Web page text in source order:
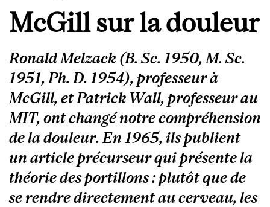
McGill sur la douleur
Ronald Melzack (B. Sc. 1950, M. Sc.
1951, Ph. D. 1954), professeur à
McGill, et Patrick Wall, professeur au
MIT, ont changé notre compréhension
de la douleur. En 1965, ils publient
un article précurseur qui présente la
théorie des portillons : plutôt que de
se rendre directement au cerveau, les